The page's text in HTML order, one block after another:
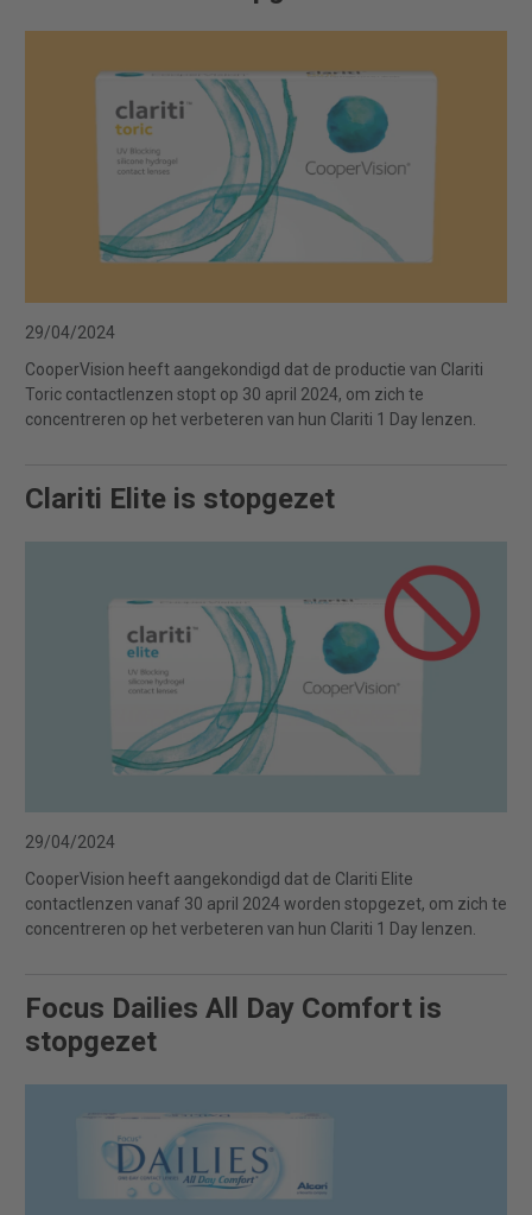
29/04/2024
CooperVision heeft aangekondigd dat de productie van Clariti
Toric contactlenzen stopt op 30 april 2024, om zich te
concentreren op het verbeteren van hun Clariti 1 Day lenzen.
Clariti Elite is stopgezet
29/04/2024
CooperVision heeft aangekondigd dat de Clariti Elite
contactlenzen vanaf 30 april 2024 worden stopgezet, om zich te
concentreren op het verbeteren van hun Clariti 1 Day lenzen.
Focus Dailies All Day Comfort is
stopgezet